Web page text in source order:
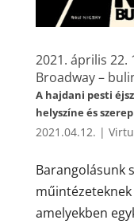
2021. április 22.
Broadway –
A hajdani pesti
helyszíne és
2021.04.12. |
Barangolásunk
amelyekben